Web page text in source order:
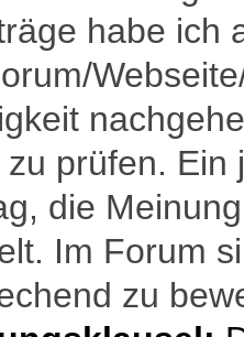
habe ich
prüfen.
die
Im Forum
zu